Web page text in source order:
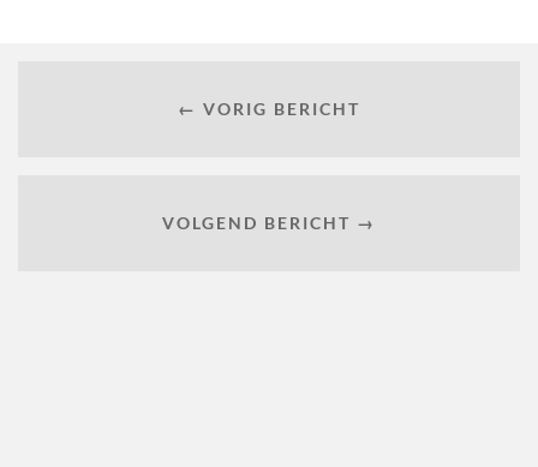
← VORIG BERICHT
VOLGEND BERICHT →